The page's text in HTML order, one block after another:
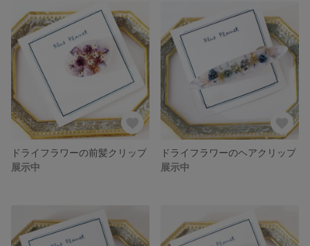
ドライフラワーの前髪クリップ
展示中
ドライフラワーのヘアクリップ
展示中